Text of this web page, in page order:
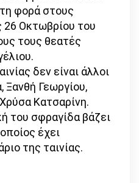
φορά στους
26 Οκτωβρίου του
τους θεατές
δεν είναι άλλοι
Γεωργίου,
Κατσαρίνη.
του σφραγίδα βάζει
έχει
της ταινίας.